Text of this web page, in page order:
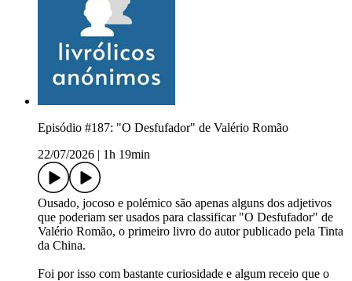
Episódio #187: "O Desfufador" de Valério Romão
22/07/2026
1h 19min
Ousado, jocoso e polémico são apenas alguns dos adjetivos
que poderiam ser usados para classificar "O Desfufador" de
Valério Romão, o primeiro livro do autor publicado pela Tinta
da China.
Foi por isso com bastante curiosidade e algum receio que o